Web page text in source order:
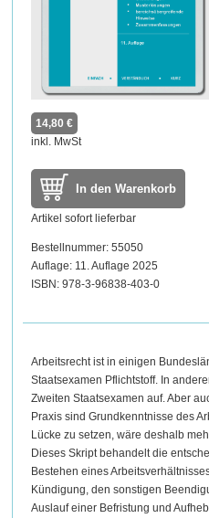
14,80 €
inkl. MwSt
In den Warenkorb
Artikel sofort lieferbar
Bestellnummer: 55050
Auflage: 11. Auflage 2025
ISBN: 978-3-96838-403-0
Arbeitsrecht ist in einigen
Staatsexamen Pflichtstoff. In
Zweiten Staatsexamen auf. Aber
Praxis sind Grundkenntnisse des
Lücke zu setzen, wäre deshalb
Dieses Skript behandelt die
Bestehen eines
Kündigung, den sonstigen
Auslauf einer Befristung und